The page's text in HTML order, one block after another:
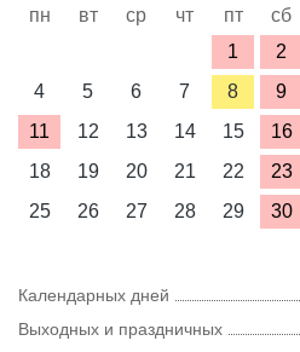
пн вт ср чт пт сб
1
2
4
5 6 7 8 9
11
12 13 14 15 16
18
19 20 21 22 23
25
26 27 28 29 30
Календарных дней
Выходных и праздничных